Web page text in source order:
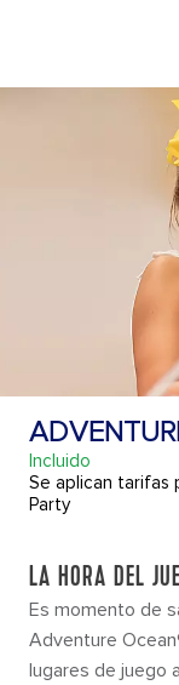
Incluido
Se aplican tarifas
Party
LA HORA DEL
Es momento de
Adventure
lugares de juego